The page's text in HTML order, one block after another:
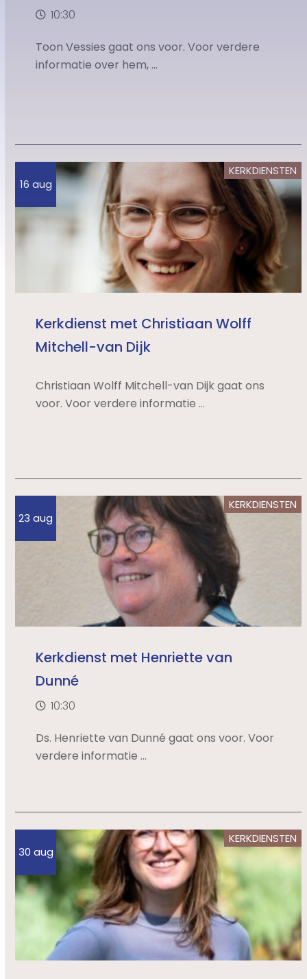
10:30
Toon Vessies gaat ons voor. Voor verdere
informatie over hem, ...
16 aug
KERKDIENSTEN
Kerkdienst met Christiaan Wolff
Mitchell-van Dijk
Christiaan Wolff Mitchell-van Dijk gaat ons
voor. Voor verdere informatie ...
23 aug
KERKDIENSTEN
Kerkdienst met Henriette van
Dunné
10:30
Ds. Henriette van Dunné gaat ons voor. Voor
verdere informatie ...
30 aug
KERKDIENSTEN